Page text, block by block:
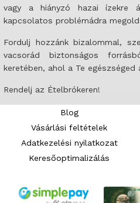
vagy a hiányzó hazai ízekre
kapcsolatos problémádra
Fordulj hozzánk bizalommal,
vacsorád biztonságos
keretében, ahol a Te
Rendelj az Ételbrókeren!
Blog
Vásárlási feltételek
Adatkezelési nyilatkozat
Keresőoptimalizálás